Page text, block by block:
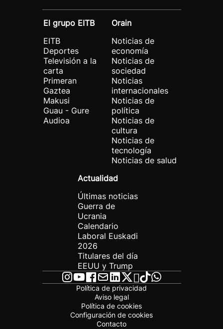
El grupo EITB
EITB
Deportes
Televisión a la
carta
Primeran
Gaztea
Makusi
Guau - Gure
Audioa
Orain
Noticias de
economía
Noticias de
sociedad
Noticias
internacionales
Noticias de
política
Noticias de
cultura
Noticias de
tecnología
Noticias de salud
Actualidad
Últimas noticias
Guerra de
Ucrania
Calendario
Laboral Euskadi
2026
Titulares del día
EEUU y Trump
Política de privacidad
Aviso legal
Política de cookies
Configuración de cookies
Contacto